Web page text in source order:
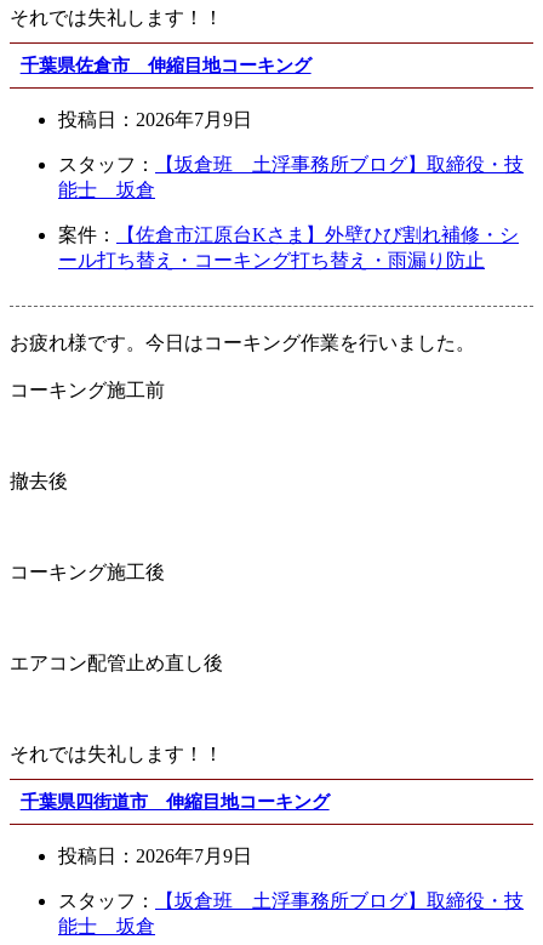
それでは失礼します！！
千葉県佐倉市 伸縮目地コーキング
投稿日： 2026年7月9日
スタッフ：
【坂倉班 土浮事務所ブログ】取締役・技
能士 坂倉
案件：
【佐倉市江原台Kさま】外壁ひび割れ補修・シ
ール打ち替え・コーキング打ち替え・雨漏り防止
お疲れ様です。今日はコーキング作業を行いました。
コーキング施工前
撤去後
コーキング施工後
エアコン配管止め直し後
それでは失礼します！！
千葉県四街道市 伸縮目地コーキング
投稿日： 2026年7月9日
スタッフ：
【坂倉班 土浮事務所ブログ】取締役・技
能士 坂倉